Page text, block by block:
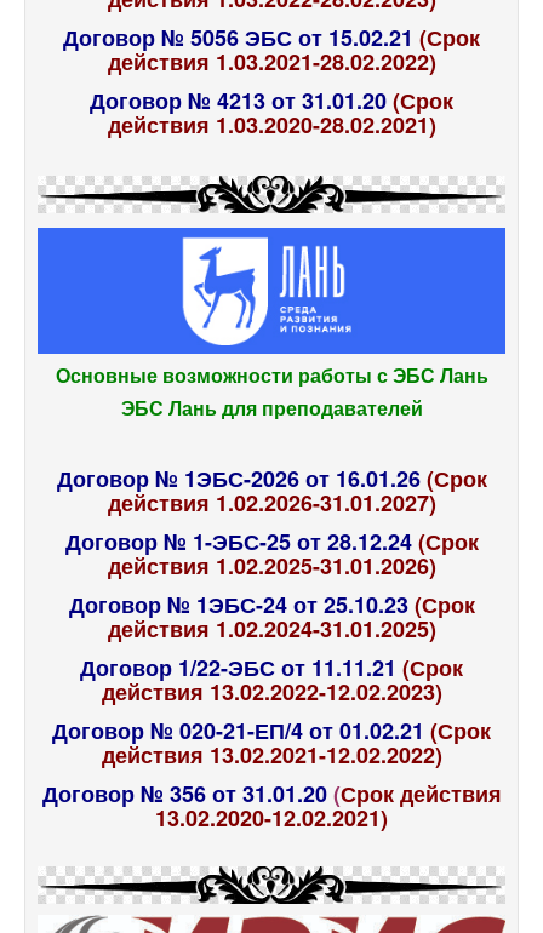
Договор № 5056 ЭБС от 15.02.21 (Срок
действия 1.03.2021-28.02.2022)
Договор № 4213 от 31.01.20(Срок
действия 1.03.2020-28.02.2021)
Основные возможности работы с ЭБС Лань
ЭБС Лань для преподавателей
Договор № 1ЭБС-2026 от 16.01.26 (Срок
действия 1.02.2026-31.01.2027)
Договор № 1-ЭБС-25 от 28.12.24(Срок
действия 1.02.2025-31.01.2026)
Договор № 1ЭБС-24 от 25.10.23 (Срок
действия 1.02.2024-31.01.2025)
Договор 1/22-ЭБС от 11.11.21 (Срок
действия 13.02.2022-12.02.2023)
Договор № 020-21-ЕП/4 от 01.02.21 (Срок
действия 13.02.2021-12.02.2022)
Договор № 356 от 31.01.20(Срок действия
13.02.2020-12.02.2021)